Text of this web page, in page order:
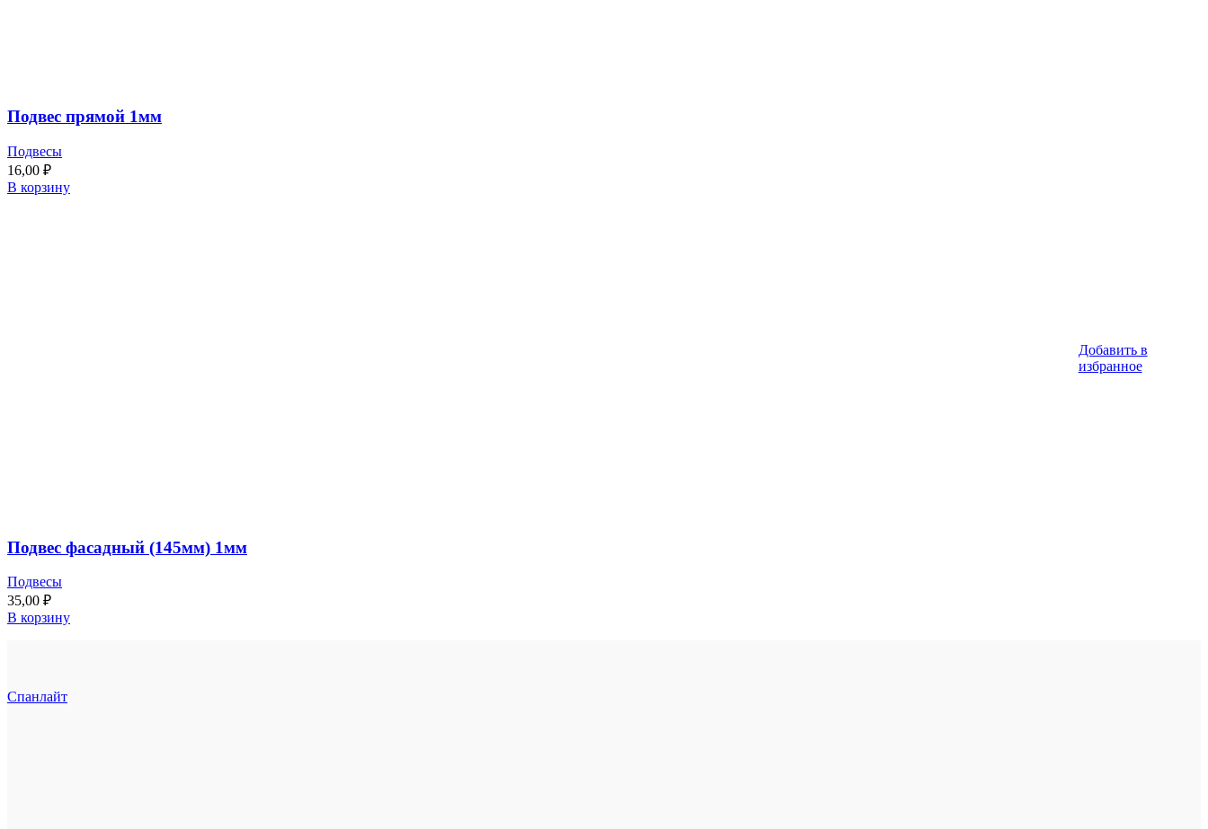
Подвес прямой 1мм
Подвесы
16,00 ₽
В корзину
Добавить в
избранное
Подвес фасадный (145мм) 1мм
Подвесы
35,00 ₽
В корзину
Спанлайт